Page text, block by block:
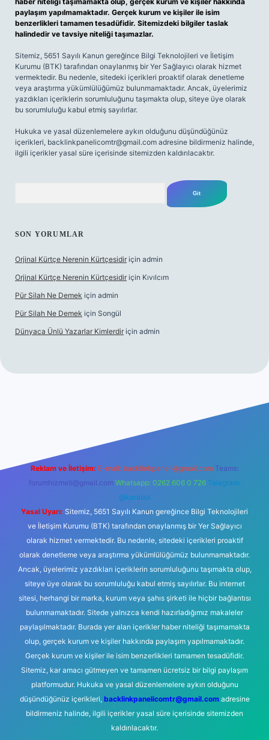
paylaşım yapılmamaktadır. Gerçek kurum ve kişiler ile isim
benzerlikleri tamamen tesadüfidir. Sitemizdeki bilgiler taslak
halindedir ve tavsiye niteliği taşımazlar.
Sitemiz, 5651 Sayılı Kanun gereğince Bilgi Teknolojileri ve İletişim
Kurumu (BTK) tarafından onaylanmış bir Yer Sağlayıcı olarak hizmet
vermektedir. Bu nedenle, sitedeki içerikleri proaktif olarak denetleme
veya araştırma yükümlülüğümüz bulunmamaktadır. Ancak, üyelerimiz
yazdıkları içeriklerin sorumluluğunu taşımakta olup, siteye üye olarak
bu sorumluluğu kabul etmiş sayılırlar.
Hukuka ve yasal düzenlemelere aykırı olduğunu düşündüğünüz
içerikleri, backlinkpanelicomtr@gmail.com adresine bildirmeniz halinde,
ilgili içerikler yasal süre içerisinde sitemizden kaldırılacaktır.
SON YORUMLAR
Orjinal Kürtçe Nerenin Kürtçesidir için admin
Orjinal Kürtçe Nerenin Kürtçesidir için Kıvılcım
Pür Silah Ne Demek için admin
Pür Silah Ne Demek için Songül
Dünyaca Ünlü Yazarlar Kimlerdir için admin
Reklam ve İletişim: E-mail: backlinkpaneli@gmail.com Teams:
forumhizmeti@gmail.com Whatsapp: 0262 606 0 726 Telegram:
@karabul
Yasal Uyarı: Sitemiz, 5651 Sayılı Kanun gereğince Bilgi Teknolojileri
ve İletişim Kurumu (BTK) tarafından onaylanmış bir Yer Sağlayıcı
olarak hizmet vermektedir. Bu nedenle, sitedeki içerikleri proaktif
olarak denetleme veya araştırma yükümlülüğümüz bulunmamaktadır.
Ancak, üyelerimiz yazdıkları içeriklerin sorumluluğunu taşımakta olup,
siteye üye olarak bu sorumluluğu kabul etmiş sayılırlar. Bu internet
sitesi, herhangi bir marka, kurum veya şahıs şirketi ile hiçbir bağlantısı
bulunmamaktadır. Sitede yalnızca kendi hazırladığımız makaleler
paylaşılmaktadır. Burada yer alan içerikler haber niteliği taşımamakta
olup, gerçek kurum ve kişiler hakkında paylaşım yapılmamaktadır.
Gerçek kurum ve kişiler ile isim benzerlikleri tamamen tesadüfidir.
Sitemiz, kar amacı gütmeyen ve tamamen ücretsiz bir bilgi paylaşım
platformudur. Hukuka ve yasal düzenlemelere aykırı olduğunu
düşündüğünüz içerikleri, backlinkpanelicomtr@gmail.comadresine
bildirmeniz halinde, ilgili içerikler yasal süre içerisinde sitemizden
kaldırılacaktır.